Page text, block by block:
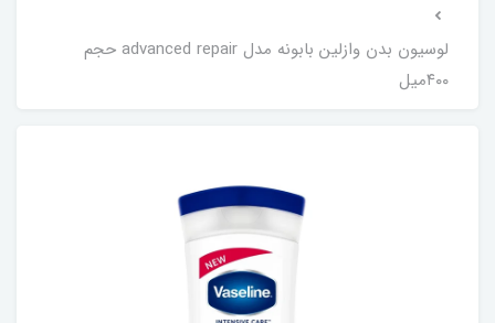
لوسیون بدن وازلین بابونه مدل advanced repair حجم
۴۰۰میل